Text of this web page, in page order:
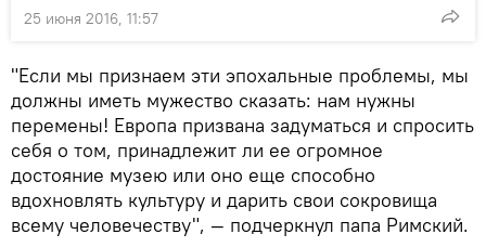
25 июня 2016, 11:57
"Если мы признаем эти эпохальные проблемы, мы
должны иметь мужество сказать: нам нужны
перемены! Европа призвана задуматься и спросить
себя о том, принадлежит ли ее огромное
достояние музею или оно еще способно
вдохновлять культуру и дарить свои сокровища
всему человечеству", — подчеркнул папа Римский.